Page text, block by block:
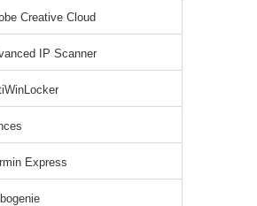
Creative Cloud
IP Scanner
Express